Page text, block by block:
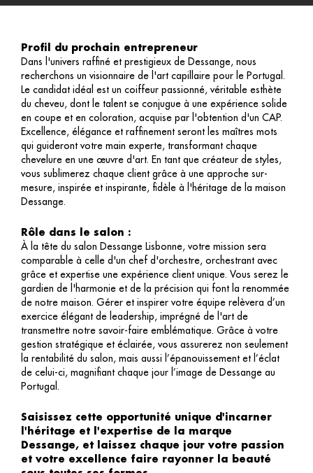
Profil du prochain entrepreneur
Dans l'univers raffiné et prestigieux de Dessange, nous
recherchons un visionnaire de l'art capillaire pour le Portugal.
Le candidat idéal est un coiffeur passionné, véritable esthète
du cheveu, dont le talent se conjugue à une expérience solide
en coupe et en coloration, acquise par l'obtention d'un CAP.
Excellence, élégance et raffinement seront les maîtres mots
qui guideront votre main experte, transformant chaque
chevelure en une œuvre d'art. En tant que créateur de styles,
vous sublimerez chaque client grâce à une approche sur-
mesure, inspirée et inspirante, fidèle à l'héritage de la maison
Dessange.
Rôle dans le salon :
À la tête du salon Dessange Lisbonne, votre mission sera
comparable à celle d'un chef d'orchestre, orchestrant avec
grâce et expertise une expérience client unique. Vous serez le
gardien de l'harmonie et de la précision qui font la renommée
de notre maison. Gérer et inspirer votre équipe relèvera d’un
exercice élégant de leadership, imprégné de l'art de
transmettre notre savoir-faire emblématique. Grâce à votre
gestion stratégique et éclairée, vous assurerez non seulement
la rentabilité du salon, mais aussi l’épanouissement et l’éclat
de celui-ci, magnifiant chaque jour l’image de Dessange au
Portugal.
Saisissez cette opportunité unique d'incarner
l'héritage et l'expertise de la marque
Dessange, et laissez chaque jour votre passion
et votre excellence faire rayonner la beauté